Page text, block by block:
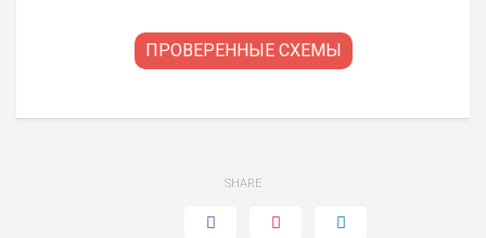
ПРОВЕРЕННЫЕ СХЕМЫ
SHARE